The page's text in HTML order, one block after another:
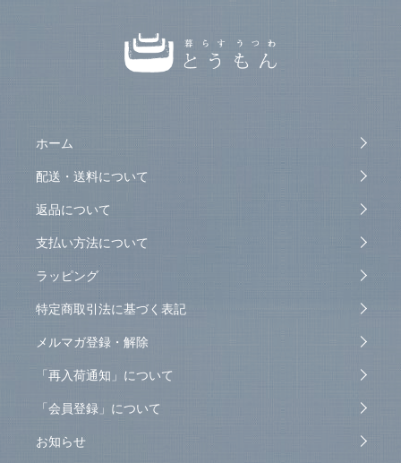
ホーム
配送・送料について
返品について
支払い方法について
ラッピング
特定商取引法に基づく表記
メルマガ登録・解除
「再入荷通知」について
「会員登録」について
お知らせ